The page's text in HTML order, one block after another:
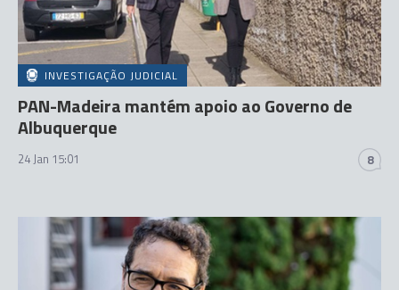
INVESTIGAÇÃO JUDICIAL
PAN-Madeira mantém apoio ao Governo de
Albuquerque
24 Jan 15:01 8